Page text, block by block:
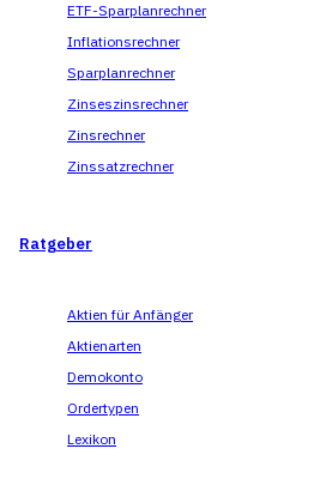
ETF-Sparplanrechner
Inflationsrechner
Sparplanrechner
Zinseszinsrechner
Zinsrechner
Zinssatzrechner
Ratgeber
Aktien für Anfänger
Aktienarten
Demokonto
Ordertypen
Lexikon